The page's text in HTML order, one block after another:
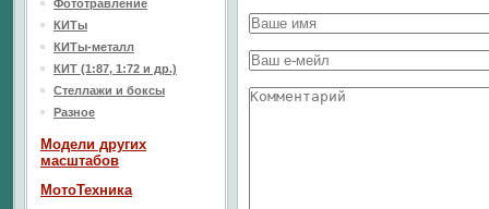
Фототравление
КИТы
КИТы-металл
КИТ (1:87, 1:72 и др.)
Стеллажи и боксы
Разное
Модели других
масштабов
МотоТехника